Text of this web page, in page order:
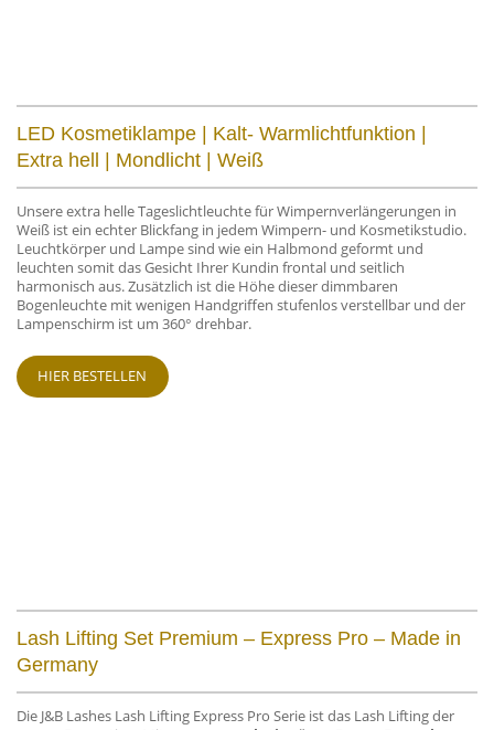
LED Kosmetiklampe | Kalt- Warmlichtfunktion |
Extra hell | Mondlicht | Weiß
Unsere extra helle Tageslichtleuchte für Wimpernverlängerungen in
Weiß ist ein echter Blickfang in jedem Wimpern- und Kosmetikstudio.
Leuchtkörper und Lampe sind wie ein Halbmond geformt und
leuchten somit das Gesicht Ihrer Kundin frontal und seitlich
harmonisch aus. Zusätzlich ist die Höhe dieser dimmbaren
Bogenleuchte mit wenigen Handgriffen stufenlos verstellbar und der
Lampenschirm ist um 360° drehbar.
HIER BESTELLEN
Lash Lifting Set Premium – Express Pro – Made in
Germany
Die J&B Lashes Lash Lifting Express Pro Serie ist das Lash Lifting der